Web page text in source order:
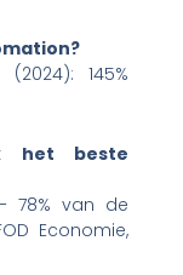
145%
het beste
78% van de
Economie,